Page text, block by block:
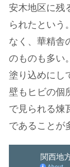
安木地区に残
られたという
なく、華精舎
のものも多い
塗り込めにし
壁もヒビの個
で見られる煉
であることが